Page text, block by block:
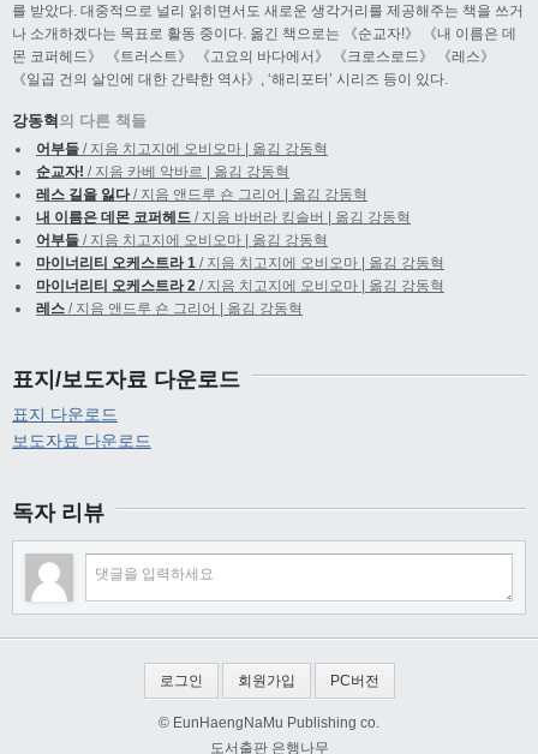
를 받았다. 대중적으로 널리 읽히면서도 새로운 생각거리를 제공해주는 책을 쓰거
나 소개하겠다는 목표로 활동 중이다. 옮긴 책으로는 《순교자!》 《내 이름은 데
몬 코퍼헤드》 《트러스트》 《고요의 바다에서》 《크로스로드》 《레스》
《일곱 건의 살인에 대한 간략한 역사》, ‘해리포터’ 시리즈 등이 있다.
강동혁의 다른 책들
어부들 / 지음 치고지에 오비오마 | 옮김 강동혁
순교자! / 지음 카베 악바르 | 옮김 강동혁
레스 길을 잃다/ 지음 앤드루 숀 그리어 | 옮김 강동혁
내 이름은 데몬 코퍼헤드 / 지음 바버라 킹솔버 | 옮김 강동혁
어부들 / 지음 치고지에 오비오마 | 옮김 강동혁
마이너리티 오케스트라 1 / 지음 치고지에 오비오마 | 옮김 강동혁
마이너리티 오케스트라 2 / 지음 치고지에 오비오마 | 옮김 강동혁
레스 / 지음 앤드루 숀 그리어 | 옮김 강동혁
표지/보도자료 다운로드
표지 다운로드
보도자료 다운로드
독자 리뷰
로그인 회원가입 PC버전
© EunHaengNaMu Publishing co.
도서출판 은행나무